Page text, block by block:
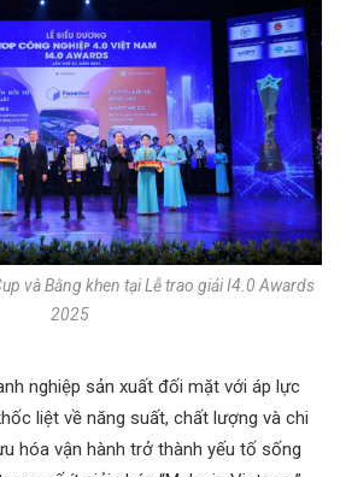
và Bằng khen tại Lễ trao giải I4.0 Awards
2025
nghiệp sản xuất đối mặt với áp lực
liệt về năng suất, chất lượng và chi
hóa vận hành trở thành yếu tố sống